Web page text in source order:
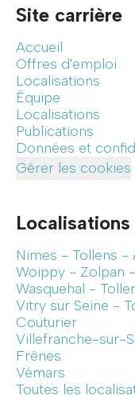
Site carrière
Accueil
Offres d'emploi
Localisations
Équipe
Localisations
Publications
Données et
Gérer les cookies
Localisations
Nimes - Tollens -
Woippy - Zolpan
Wasquehal -
Vitry sur Seine -
Couturier
Villefranche-sur-
Frênes
Vémars
Toutes les